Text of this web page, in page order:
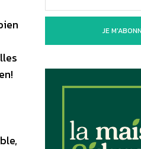
JE